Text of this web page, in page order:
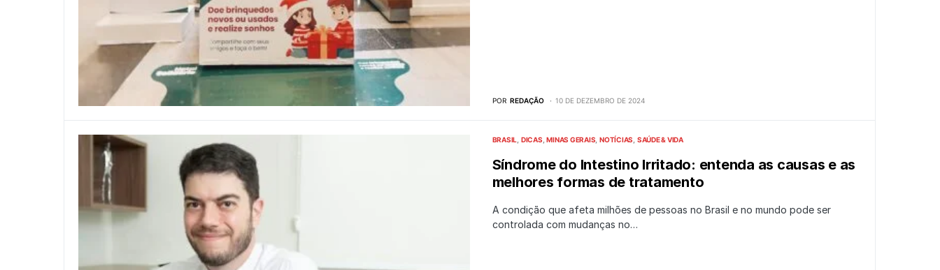
POR REDAÇÃO 10 DE DEZEMBRO DE 2024
BRASIL DICAS MINAS GERAIS NOTÍCIAS SAÚDE & VIDA
Síndrome do Intestino Irritado: entenda as causas e as
melhores formas de tratamento
A condição que afeta milhões de pessoas no Brasil e no mundo pode ser
controlada com mudanças no…